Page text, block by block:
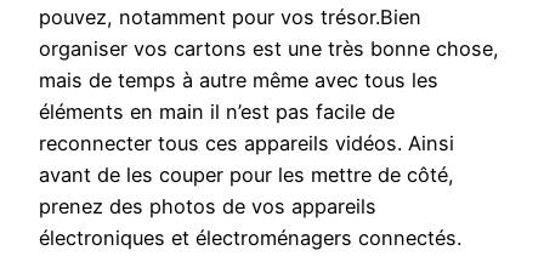
pouvez, notamment pour vos trésor.Bien
organiser vos cartons est une très bonne chose,
mais de temps à autre même avec tous les
éléments en main il n’est pas facile de
reconnecter tous ces appareils vidéos. Ainsi
avant de les couper pour les mettre de côté,
prenez des photos de vos appareils
électroniques et électroménagers connectés.